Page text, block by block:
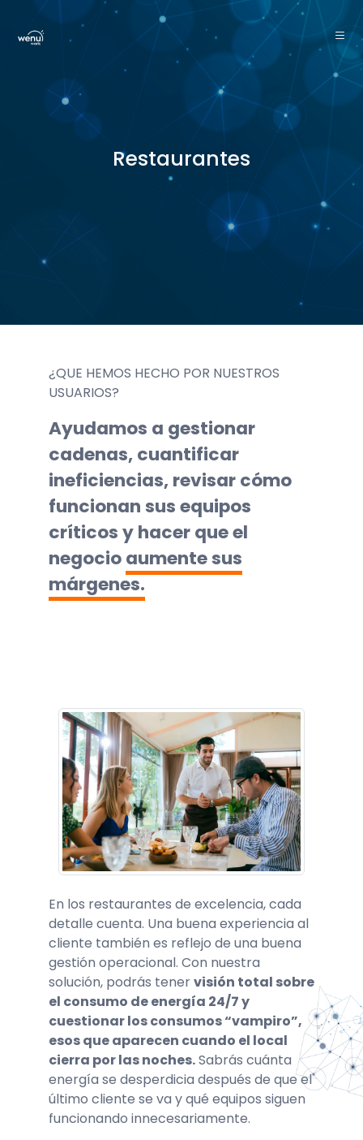
Restaurantes
¿QUE HEMOS HECHO POR NUESTROS
USUARIOS?
Ayudamos a gestionar
cadenas, cuantificar
ineficiencias, revisar cómo
funcionan sus equipos
críticos y hacer que el
negocioaumente sus
márgenes.
En los restaurantes de excelencia, cada
detalle cuenta. Una buena experiencia al
cliente también es reflejo de una buena
gestión operacional. Con nuestra
solución, podrás tenervisión total sobre
el consumo de energía 24/7 y
cuestionar los consumos “vampiro”,
esos que aparecen cuando el local
cierra por las noches.Sabrás cuánta
energía se desperdicia después de que el
último cliente se va y qué equipos siguen
funcionando innecesariamente.